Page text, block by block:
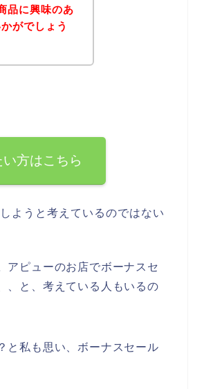
品に興味のあ
がでしょう
方はこちら
ようと考えているのではない
アピューのお店でボーナスセ
、と、考えている人もいるの
と私も思い、ボーナスセール